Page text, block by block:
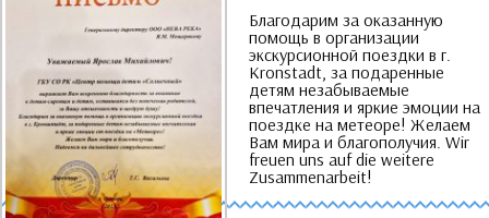
Благодарим за оказанную
помощь в организации
экскурсионной поездки в г
Kronstadt, за подаренные
детям незабываемые
впечатления и яркие эмоции на
поездке на метеоре! Желаем
Вам мира и благополучия . Wir
freuen uns auf die weitere
Zusammenarbeit!